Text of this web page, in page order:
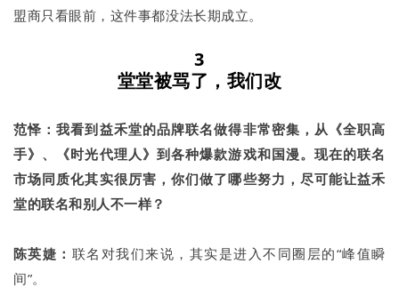
盟商只看眼前，这件事都没法长期成立。
3
堂堂被骂了，我们改
范怿：我看到益禾堂的品牌联名做得非常密集，从《全职高
手》、《时光代理人》到各种爆款游戏和国漫。现在的联名
市场同质化其实很厉害，你们做了哪些努力，尽可能让益禾
堂的联名和别人不一样？
陈英婕： 联名对我们来说，其实是进入不同圈层的“峰值瞬
间”。